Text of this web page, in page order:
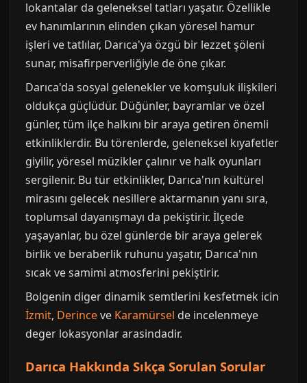
lokantalar da geleneksel tatları yaşatır. Özellikle
ev hanımlarının elinden çıkan yöresel hamur
işleri ve tatlılar, Darıca'ya özgü bir lezzet şöleni
sunar, misafirperverliğiyle de öne çıkar.
Darıca'da sosyal gelenekler ve komşuluk ilişkileri
oldukça güçlüdür. Düğünler, bayramlar ve özel
günler, tüm ilçe halkını bir araya getiren önemli
etkinliklerdir. Bu törenlerde, geleneksel kıyafetler
giyilir, yöresel müzikler çalınır ve halk oyunları
sergilenir. Bu tür etkinlikler, Darıca'nın kültürel
mirasını gelecek nesillere aktarmanın yanı sıra,
toplumsal dayanışmayı da pekiştirir. İlçede
yaşayanlar, bu özel günlerde bir araya gelerek
birlik ve beraberlik ruhunu yaşatır, Darıca'nın
sıcak ve samimi atmosferini pekiştirir.
Bolgenin diger dinamik semtlerini kesfetmek icin
İzmit, Derinceve Karamürsel de incelenmeye
deger lokasyonlar arasindadir.
Darıca Hakkında Sıkça Sorulan Sorular